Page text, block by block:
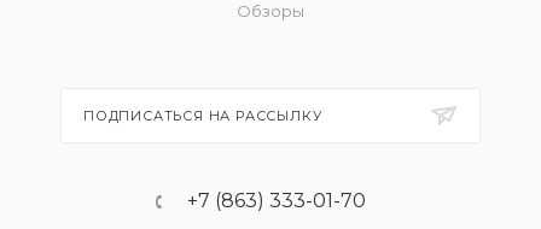
Обзоры
ПОДПИСАТЬСЯ НА РАССЫЛКУ
+7 (863) 333-01-70